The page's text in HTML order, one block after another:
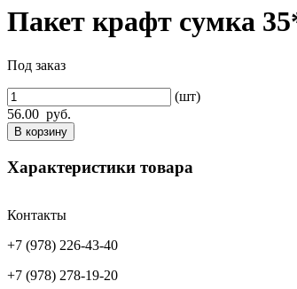
Пакет крафт сумка
Под заказ
(шт)
56.00 руб.
В корзину
Характеристики товара
Контакты
+7 (978) 226-43-40
+7 (978) 278-19-20